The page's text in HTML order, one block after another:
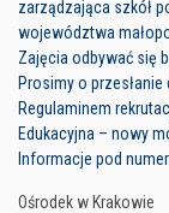
zarządzająca szkół
województwa
Zajęcia odbywać się
Prosimy o
Regulaminem
Edukacyjna – nowy
Informacje pod
Ośrodek w Krakowie